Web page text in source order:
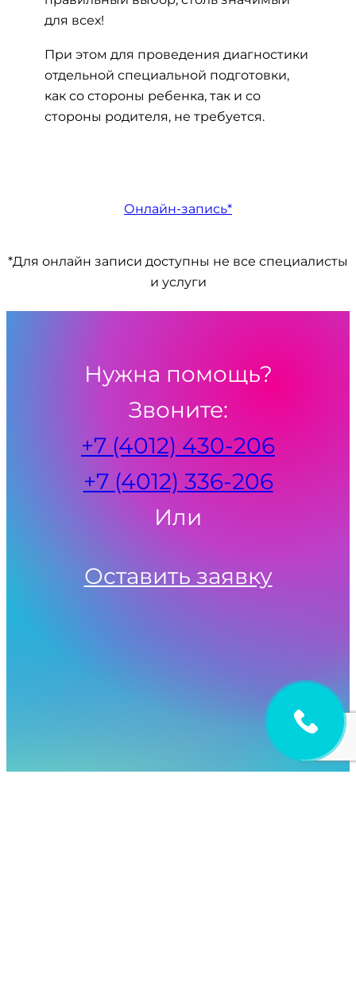
для всех!
При этом для проведения диагностики
отдельной специальной подготовки,
как со стороны ребенка, так и со
стороны родителя, не требуется.
Онлайн-запись*
*Для онлайн записи доступны не все специалисты
и услуги
Нужна помощь?
Звоните:
+7 (4012) 430-206
+7 (4012) 336-206
Или
Оставить заявку